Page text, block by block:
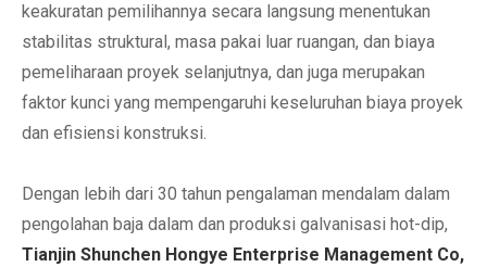
keakuratan pemilihannya secara langsung menentukan
stabilitas struktural, masa pakai luar ruangan, dan biaya
pemeliharaan proyek selanjutnya, dan juga merupakan
faktor kunci yang mempengaruhi keseluruhan biaya proyek
dan efisiensi konstruksi.
Dengan lebih dari 30 tahun pengalaman mendalam dalam
pengolahan baja dalam dan produksi galvanisasi hot-dip,
Tianjin Shunchen Hongye Enterprise Management Co,